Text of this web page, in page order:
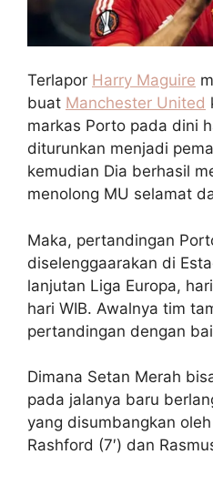
Terlapor Harry Maguire
buat Manchester United
markas Porto pada dini
diturunkan menjadi
kemudian Dia berhasil
menolong MU selamat
Maka, pertandingan
diselenggaarakan di
lanjutan Liga Europa,
hari WIB. Awalnya tim
pertandingan dengan
Dimana Setan Merah
pada jalanya baru
yang disumbangkan
Rashford (7′) dan